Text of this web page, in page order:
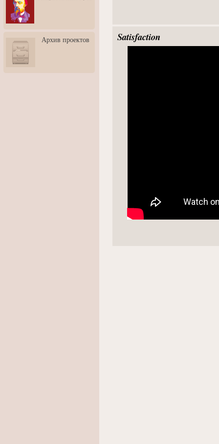
3: Обусловленности
человека и их влияние на
карьеру
скульптором Дмитрием
Тугариновым
АртБульвар в День города
Архив проектов Satisfaction